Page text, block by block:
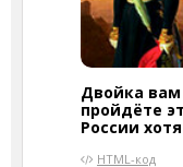
Двойка вам
пройдёте
России
HTML-код